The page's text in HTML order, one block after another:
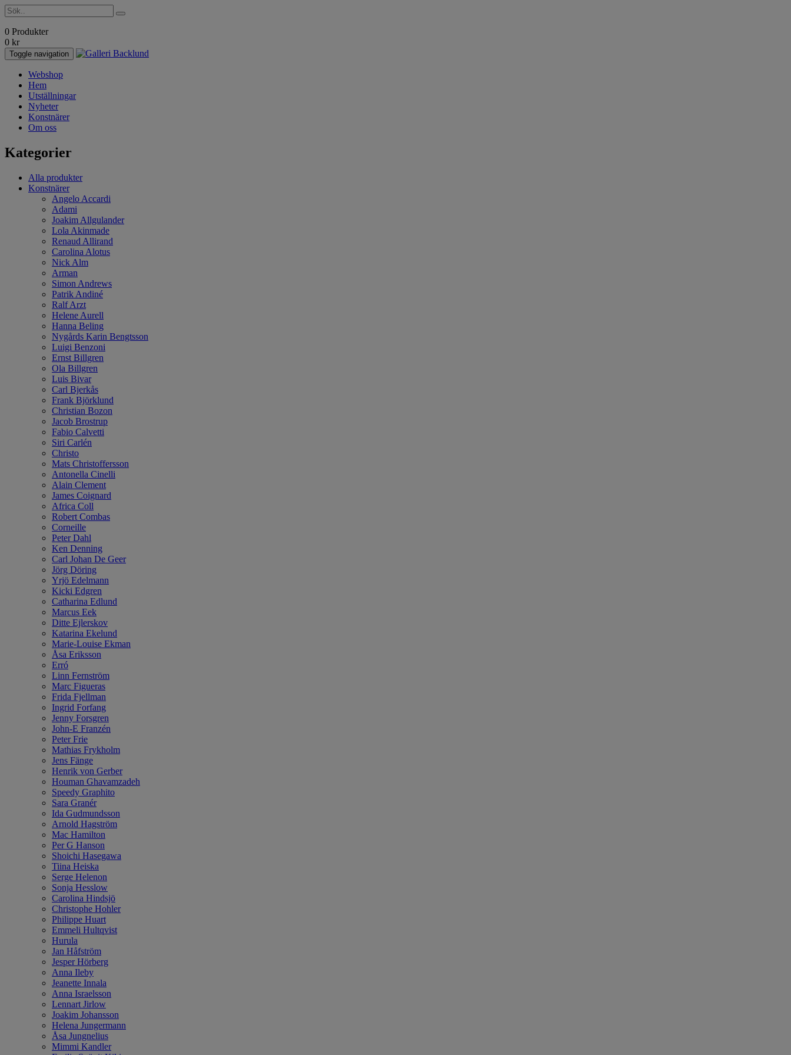
0 Produkter
0 kr
Toggle navigation
Webshop
Hem
Utställningar
Nyheter
Konstnärer
Om oss
Kategorier
Alla produkter
Konstnärer
Angelo Accardi
Adami
Joakim Allgulander
Lola Akinmade
Renaud Allirand
Carolina Alotus
Nick Alm
Arman
Simon Andrews
Patrik Andiné
Ralf Arzt
Helene Aurell
Hanna Beling
Nygårds Karin Bengtsson
Luigi Benzoni
Ernst Billgren
Ola Billgren
Luis Bivar
Carl Bjerkås
Frank Björklund
Christian Bozon
Jacob Brostrup
Fabio Calvetti
Siri Carlén
Christo
Mats Christoffersson
Antonella Cinelli
Alain Clement
James Coignard
Africa Coll
Robert Combas
Corneille
Peter Dahl
Ken Denning
Carl Johan De Geer
Jörg Döring
Yrjö Edelmann
Kicki Edgren
Catharina Edlund
Marcus Eek
Ditte Ejlerskov
Katarina Ekelund
Marie-Louise Ekman
Åsa Eriksson
Erró
Linn Fernström
Marc Figueras
Frida Fjellman
Ingrid Forfang
Jenny Forsgren
John-E Franzén
Peter Frie
Mathias Frykholm
Jens Fänge
Henrik von Gerber
Houman Ghavamzadeh
Speedy Graphito
Sara Granér
Ida Gudmundsson
Arnold Hagström
Mac Hamilton
Per G Hanson
Shoichi Hasegawa
Tiina Heiska
Serge Helenon
Sonja Hesslow
Carolina Hindsjö
Christophe Hohler
Philippe Huart
Emmeli Hultqvist
Hurula
Jan Håfström
Jesper Hörberg
Anna Ileby
Jeanette Innala
Anna Israelsson
Lennart Jirlow
Joakim Johansson
Helena Jungermann
Åsa Jungnelius
Mimmi Kandler